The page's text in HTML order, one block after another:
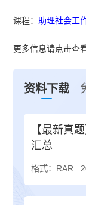
课程： 助理社会工
更多信息请点击查
资料下载
【最新真
汇总
格式：RAR